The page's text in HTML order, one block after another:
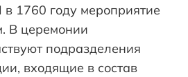
в 1760 году мероприятие
В церемонии
подразделения
входящие в состав